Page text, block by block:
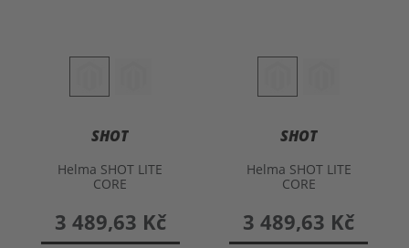
SHOT
Helma SHOT LITE
CORE
3 489,63 Kč
SHOT
Helma SHOT LITE
CORE
3 489,63 Kč